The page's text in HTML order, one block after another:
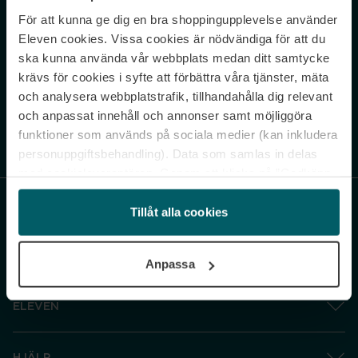
För att kunna ge dig en bra shoppingupplevelse använder
Eleven cookies. Vissa cookies är nödvändiga för att du
ska kunna använda vår webbplats medan ditt samtycke
krävs för cookies i syfte att förbättra våra tjänster, mäta
och analysera webbplatstrafik, tillhandahålla dig relevant
och anpassat innehåll och annonser samt möjliggöra
funktioner som används på sociala medier (kan inkludera
personuppgiftsbehandling). Data som samlas in delas
och gå vidare” accepterar du samtliga cookies medan du
under ”Inställningar” kan anpassa användningen av
cookies. Du kan återkalla ditt samtycke när som helst.
Tillåt alla cookies
Anpassa
Never miss a beat.
Sign up to our newsletter.
Genom att prenumerera accepterar du vår Integritetspolicy. Avprenumerera
ELEVEN